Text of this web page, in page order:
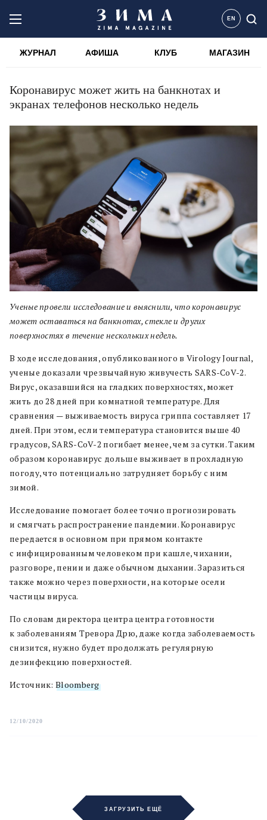
EN
ЖУРНАЛ АФИША КЛУБ МАГАЗИН
Коронавирус может жить на банкнотах и ​​
экранах телефонов несколько недель
Ученые провели исследование и выяснили, что коронавирус
может оставаться на банкнотах, стекле и других
поверхностях в течение нескольких недель.
В ходе исследования, опубликованного в Virology Journal,
ученые доказали чрезвычайную живучесть SARS-CoV-2.
Вирус, оказавшийся на гладких поверхностях, может
жить до 28 дней при комнатной температуре. Для
сравнения — выживаемость вируса гриппа составляет 17
дней. При этом, если температура становится выше 40
градусов, SARS-CoV-2 погибает менее, чем за сутки. Таким
образом коронавирус дольше выживает в прохладную
погоду, что потенциально затрудняет борьбу с ним
зимой.
Исследование помогает более точно прогнозировать
и смягчать распространение пандемии. Коронавирус
передается в основном при прямом контакте
с инфицированным человеком при кашле, чихании,
разговоре, пении и даже обычном дыхании. Заразиться
также можно через поверхности, на которые осели
частицы вируса.
По словам директора центра центра готовности
к заболеваниям Тревора Дрю, даже когда заболеваемость
снизится, нужно будет продолжать регулярную
дезинфекцию поверхностей.
Источник: Bloomberg
12/10/2020
ЗАГРУЗИТЬ ЕЩЁ